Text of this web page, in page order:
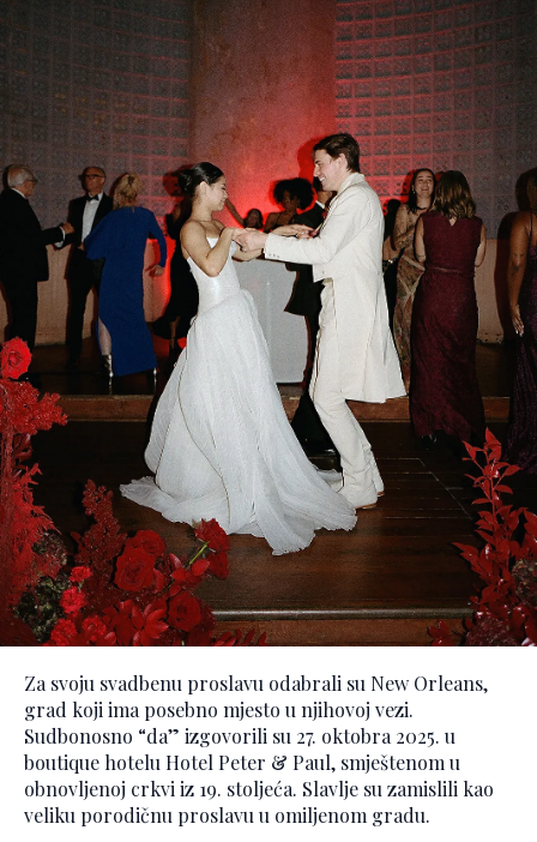
Za svoju svadbenu proslavu odabrali su New Orleans,
grad koji ima posebno mjesto u njihovoj vezi.
Sudbonosno “da” izgovorili su 27. oktobra 2025. u
boutique hotelu Hotel Peter & Paul, smještenom u
obnovljenoj crkvi iz 19. stoljeća. Slavlje su zamislili kao
veliku porodičnu proslavu u omiljenom gradu.